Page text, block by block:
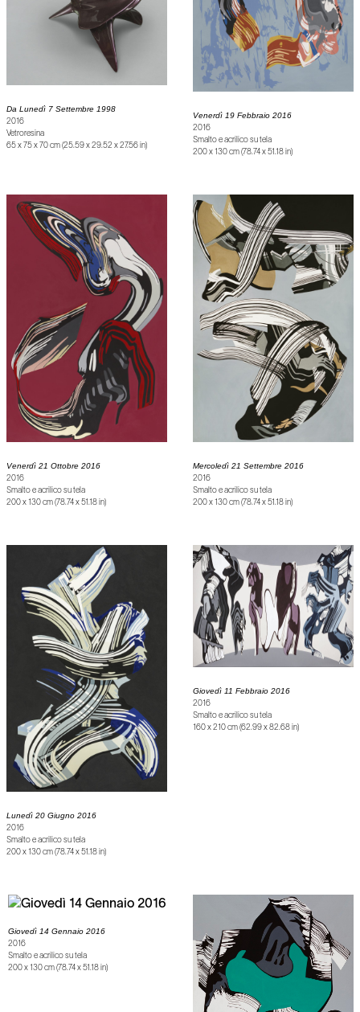
Da Lunedì 7 Settembre 1998
2016
Vetroresina
65 x 75 x 70 cm (25.59 x 29.52 x 27.56 in)
Venerdì 19 Febbraio 2016
2016
Smalto e acrilico su tela
200 x 130 cm (78.74 x 51.18 in)
Venerdì 21 Ottobre 2016
2016
Smalto e acrilico su tela
200 x 130 cm (78.74 x 51.18 in)
Mercoledì 21 Settembre 2016
2016
Smalto e acrilico su tela
200 x 130 cm (78.74 x 51.18 in)
Lunedì 20 Giugno 2016
2016
Smalto e acrilico su tela
200 x 130 cm (78.74 x 51.18 in)
Giovedì 11 Febbraio 2016
2016
Smalto e acrilico su tela
160 x 210 cm (62.99 x 82.68 in)
Giovedì 14 Gennaio 2016
2016
Smalto e acrilico su tela
200 x 130 cm (78.74 x 51.18 in)